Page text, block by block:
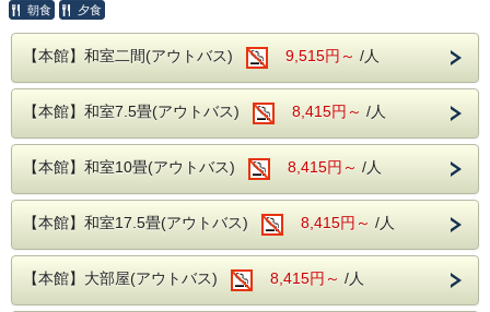
好きなものをお好きなだけお召し上がりがりいただける
ビュッフェスタイルとなります。
さらに、
セットでお楽しみいただけます！
古くから美人の湯とされた肌を滑らかにする、
PH8.75ナトリウム-硫酸塩・塩化物温泉です！
ヌメヌメ感を体験してください。
周辺施設
【茨城エリア】
・日立かみね公園
・国営ひたち海浜公園
・アクアワールド茨城県大洗水族館
【栃木エリア】
袋田の滝・・・ホテルから車で約15分
永源寺・・・・ホテルから車で約10分
月待の滝・・・ホテルから車で約15分
花貫渓谷・・・ホテルから車で約50分
竜神峡・・・・ホテルから車で約40分
道中にも、田舎ならではの風景が広がり、心が安らぎます。
お好きな紅葉スポットを探しながら、秋の散策をお楽しみく
ださい。
※紅葉の時期は例年11月初旬～中旬ですが、
天候などにより見頃が変わる場合もありますので、
朝食 夕食
【本館】和室二間(アウトバス) 9,515円～ /人
【本館】和室7.5畳(アウトバス) 8,415円～ /人
【本館】和室10畳(アウトバス) 8,415円～ /人
【本館】和室17.5畳(アウトバス) 8,415円～ /人
【本館】大部屋(アウトバス) 8,415円～ /人